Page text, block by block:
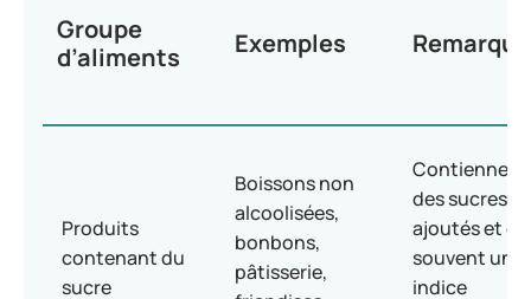
Groupe
d’aliments
Exemples
Produits
contenant du
sucre
Boissons non
alcoolisées,
bonbons,
pâtisserie,
Contiennent
des sucres
ajoutés et
souvent un
indice